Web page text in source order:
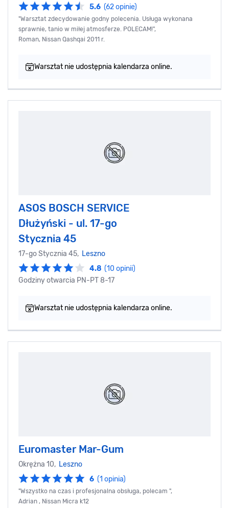
5.6 (62 opinie)
"Warsztat zdecydowanie godny polecenia. Usługa wykonana
sprawnie, tanio w miłej atmosferze. POLECAM!",
Roman, Nissan Qashqai 2011 r.
Warsztat nie udostępnia kalendarza online.
ASOS BOSCH SERVICE
Dłużyński - ul. 17-go
Stycznia 45
17-go Stycznia 45, Leszno
4.8 (10 opinii)
Godziny otwarcia PN-PT 8-17
Warsztat nie udostępnia kalendarza online.
Euromaster Mar-Gum
Okrężna 10, Leszno
6 (1 opinia)
"Wszystko na czas i profesjonalna obsługa, polecam ",
Adrian , Nissan Micra k12